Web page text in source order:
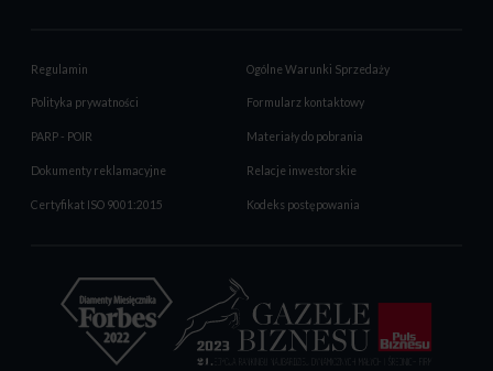
Regulamin Ogólne Warunki Sprzedaży
Polityka prywatności Formularz kontaktowy
PARP - POIR Materiały do pobrania
Dokumenty reklamacyjne Relacje inwestorskie
Certyfikat ISO 9001:2015 Kodeks postępowania